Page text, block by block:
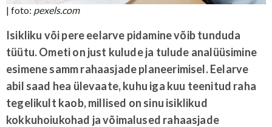
| foto: pexels.com
Isikliku või pere eelarve pidamine võib tunduda
tüütu. Ometi on just kulude ja tulude analüüsimine
esimene samm rahaasjade planeerimisel. Eelarve
abil saad hea ülevaate, kuhu iga kuu teenitud raha
tegelikult kaob, millised on sinu isiklikud
kokkuhoiukohad ja võimalused rahaasjade